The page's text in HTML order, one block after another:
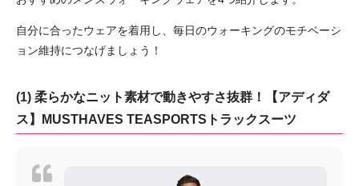
自分に合ったウェアを着用し、毎日のウォーキングのモチベーシ
ョン維持につなげましょう！
(1) 柔らかなニット素材で動きやすさ抜群！【アディダ
ス】MUSTHAVES TEASPORTSトラックスーツ